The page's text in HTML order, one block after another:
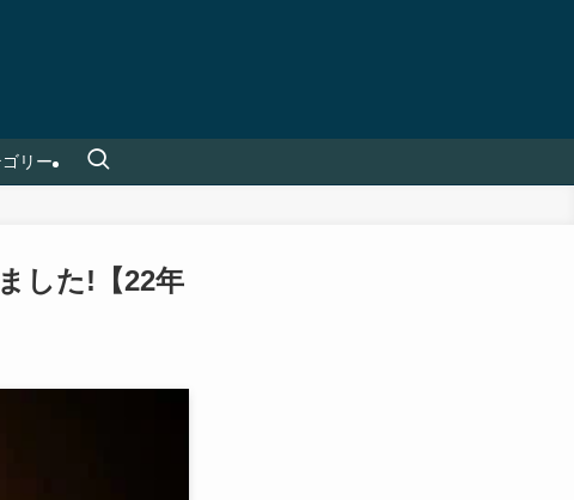
リー
した!【22年